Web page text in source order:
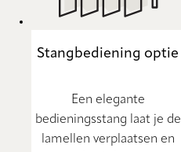
Stangbediening optie
Een elegante
bedieningsstang laat je de
lamellen verplaatsen en